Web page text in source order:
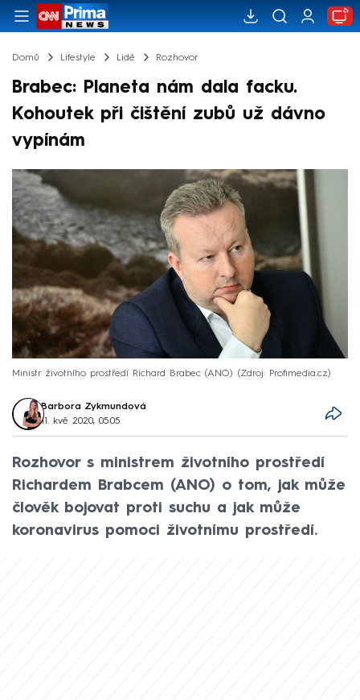
Domů Lifestyle Lidé Rozhovor
Brabec: Planeta nám dala facku.
Kohoutek při čištění zubů už dávno
vypínám
Ministr životního prostředí Richard Brabec (ANO) Zdroj: Profimedia.cz
Barbora Zykmundová
11. kvě 2020, 05:05
Rozhovor s ministrem životního prostředí
Richardem Brabcem (ANO) o tom, jak může
člověk bojovat proti suchu a jak může
koronavirus pomoci životnímu prostředí.